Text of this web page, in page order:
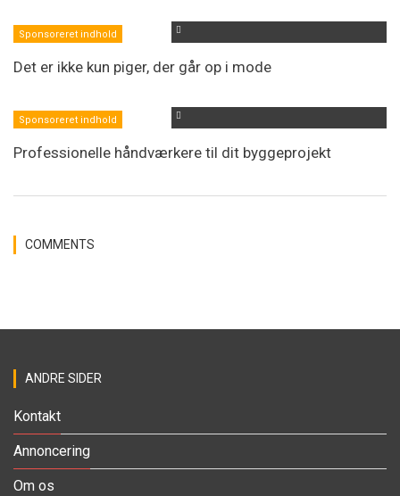
Sponsoreret indhold
Det er ikke kun piger, der går op i mode
Sponsoreret indhold
Professionelle håndværkere til dit byggeprojekt
COMMENTS
ANDRE SIDER
Kontakt
Annoncering
Om os